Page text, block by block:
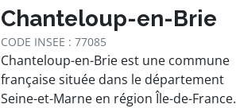
Chanteloup-en-Brie
CODE INSEE : 77085
Chanteloup-en-Brie est une commune
française située dans le département
Seine-et-Marne en région Île-de-France.